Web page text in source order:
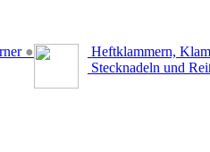
●
Heftklammern,
Stecknadeln und